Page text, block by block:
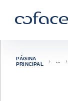
Volver a la
PÁGINA
PRINCIPAL